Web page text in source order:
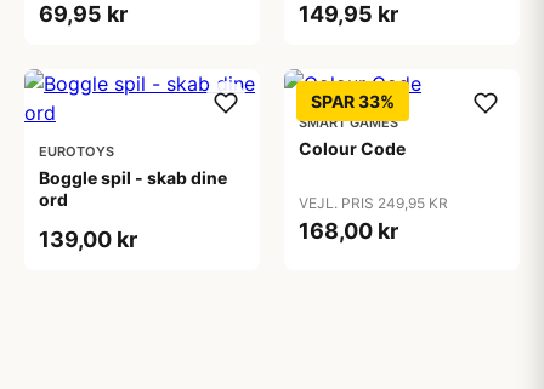
69,95 kr 149,95 kr
EUROTOYS
Boggle spil - skab dine
ord
139,00 kr
SPAR 33%
SMART GAMES
Colour Code
VEJL. PRIS 249,95 KR
168,00 kr